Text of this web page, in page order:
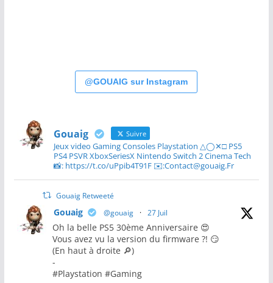
@GOUAIG sur Instagram
Gouaig Suivre
Jeux video Gaming Consoles Playstation △◯✕□ PS5
PS4 PSVR XboxSeriesX Nintendo Switch 2 Cinema Tech
📸: https://t.co/uPpib4T91F ✉️:Contact@gouaig.Fr
Gouaig Retweeté
Gouaig @gouaig · 27 Juil
Oh la belle PS5 30ème Anniversaire 😍
Vous avez vu la version du firmware ?! 😏
(En haut à droite 🔎)
-
#Playstation #Gaming